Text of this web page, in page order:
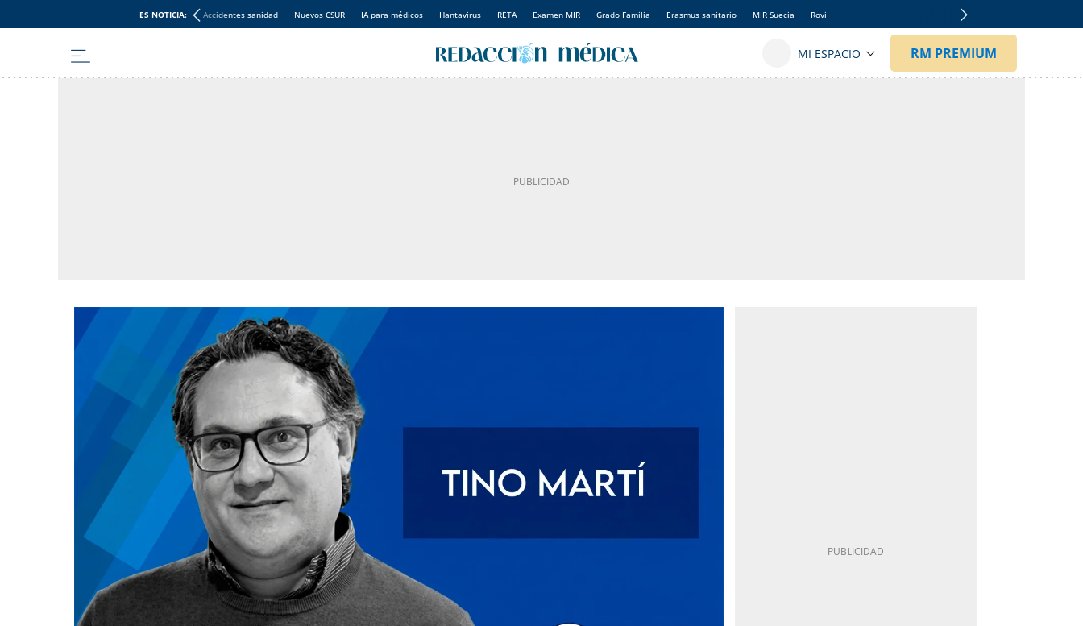
ES NOTICIA: Accidentes sanidad Nuevos CSUR IA para médicos Hantavirus RETA Examen MIR Grado Familia Erasmus sanitario MIR Suecia Rovi